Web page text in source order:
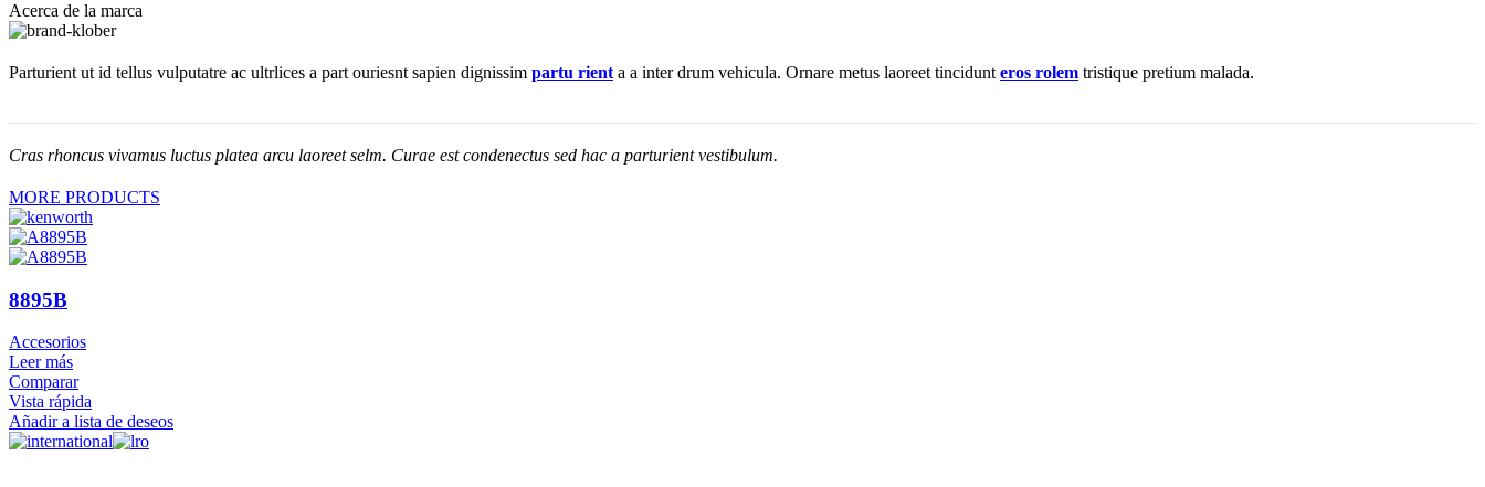
Acerca de la marca
Parturient ut id tellus vulputatre ac ultrlices a part ouriesnt sapien dignissim partu rient a a inter drum vehicula. Ornare metus laoreet tincidunt eros rolem tristique pretium malada.
Cras rhoncus vivamus luctus platea arcu laoreet selm. Curae est condenectus sed hac a parturient vestibulum.
MORE PRODUCTS
8895B
Accesorios
Leer más
Comparar
Vista rápida
Añadir a lista de deseos